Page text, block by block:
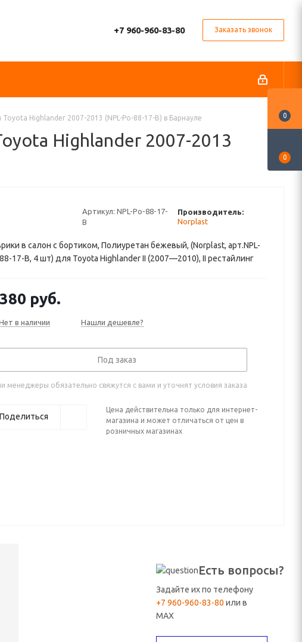
+7 960-960-83-80 Заказать звонок
Highlander 2007-2013 (NPL-Po-88-17-B) в Барнауле
Highlander 2007-2013
Артикул: NPL-Po-88-17-
B
Производитель:
Norplast
в салон с бортиком, Полиуретан бежевый, (Norplast, арт.NPL-
17-B, 4 шт) для Toyota Highlander II (2007—2010), II рестайлинг
руб.
в наличии Нашли дешевле?
Под заказ
менеджеры обязательно свяжутся с вами и уточнят условия заказа
Поделиться
Цена действительна только для интернет-
магазина и может отличаться от цен в
розничных магазинах
Есть вопросы?
Задайте их по телефону
+7 960-960-83-80 или в
MAX
0
0